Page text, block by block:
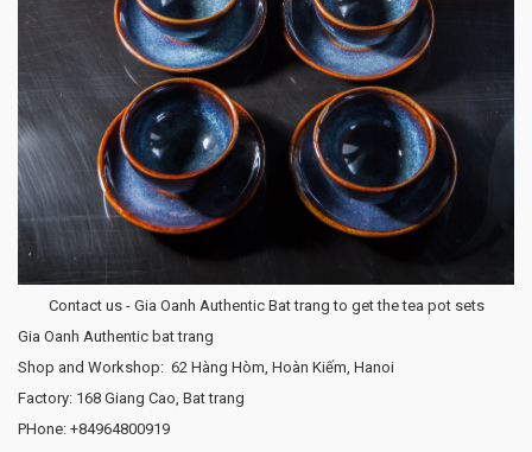
Contact us - Gia Oanh Authentic Bat trang to get the tea pot sets
Gia Oanh Authentic bat trang
Shop and Workshop: 62 Hàng Hòm, Hoàn Kiếm, Hanoi
Factory: 168 Giang Cao, Bat trang
PHone: +84964800919